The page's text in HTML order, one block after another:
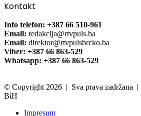
Kontakt
Info telefon: +387 66 510-961
Email: redakcija@rtvpuls.ba
Email: direktor@rtvpulsbrcko.ba
Viber: +387 66 863-529
Whatsapp: +387 66 863-529
© Copyright 2026 | Sva prava zadržana
BiH
Impresum